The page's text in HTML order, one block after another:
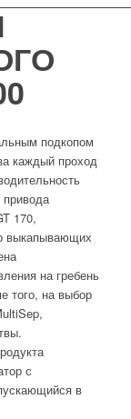
подкопом
каждый проход
170,
выкапывающих
на гребень
того, на выбор
с
в